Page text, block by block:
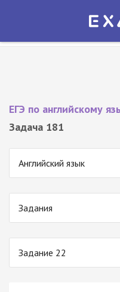
Экзамер — ЕГЭ
ЕГЭ по английскому
Задача 181
Английский язык
Задания
Задание 22